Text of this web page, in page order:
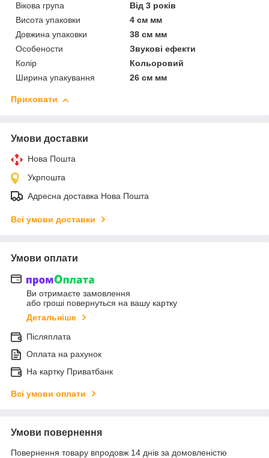
Вікова група
Від 3 років
Висота упаковки
4 см мм
Довжина упаковки
38 см мм
Особености
Звукові ефекти
Колір
Кольоровий
Ширина упакування
26 см мм
Приховати
Умови доставки
Нова Пошта
Укрпошта
Адресна доставка Нова Пошта
Всі умови доставки
Умови оплати
Ви отримаєте замовлення
або гроші повернуться на вашу картку
Детальніше
Післяплата
Оплата на рахунок
На картку Приватбанк
Всі умови оплати
Умови повернення
Повернення товару впродовж 14 днів за домовленістю